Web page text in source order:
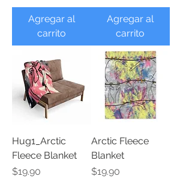
Agregar al
carrito
Agregar al
carrito
Hug1_Arctic
Fleece Blanket
Precio
$19.90
Arctic Fleece
Blanket
Precio
$19.90